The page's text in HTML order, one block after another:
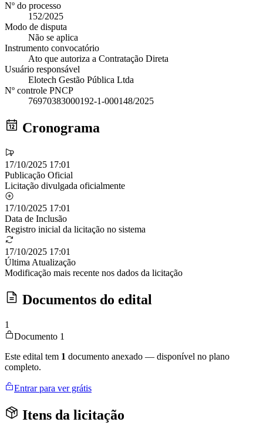
Nº do processo
152/2025
Modo de disputa
Não se aplica
Instrumento convocatório
Ato que autoriza a Contratação Direta
Usuário responsável
Elotech Gestão Pública Ltda
Nº controle PNCP
76970383000192-1-000148/2025
Cronograma
17/10/2025 17:01
Publicação Oficial
Licitação divulgada oficialmente
17/10/2025 17:01
Data de Inclusão
Registro inicial da licitação no sistema
17/10/2025 17:01
Última Atualização
Modificação mais recente nos dados da licitação
Documentos do edital
1
Documento 1
Este edital tem 1 documento anexado — disponível no plano
completo.
Entrar para ver grátis
Itens da licitação